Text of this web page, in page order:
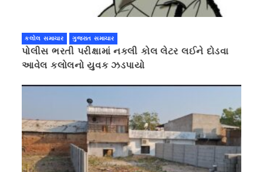
કલોલ સમાચાર ગુજરાત સમાચાર
પોલીસ ભરતી પરીક્ષામાં નકલી કોલ લેટર લઈને દોડવા
આવેલ કલોલનો યુવક ઝડપાયો